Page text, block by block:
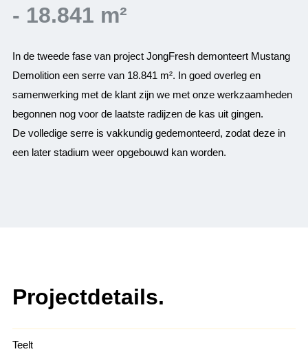
- 18.841 m²
In de tweede fase van project JongFresh demonteert Mustang
Demolition een serre van 18.841 m². In goed overleg en
samenwerking met de klant zijn we met onze werkzaamheden
begonnen nog voor de laatste radijzen de kas uit gingen.
De volledige serre is vakkundig gedemonteerd, zodat deze in
een later stadium weer opgebouwd kan worden.
Projectdetails.
Teelt